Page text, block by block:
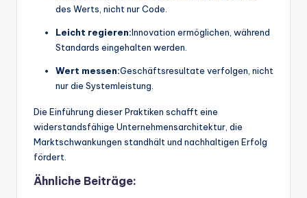
des Werts, nicht nur Code.
Leicht regieren:Innovation ermöglichen, während
Standards eingehalten werden.
Wert messen:Geschäftsresultate verfolgen, nicht
nur die Systemleistung.
Die Einführung dieser Praktiken schafft eine
widerstandsfähige Unternehmensarchitektur, die
Marktschwankungen standhält und nachhaltigen Erfolg
fördert.
Ähnliche Beiträge: